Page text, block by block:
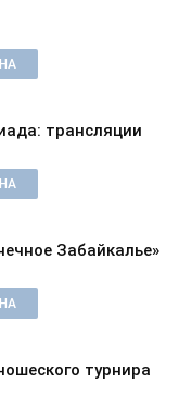
трансляции
Забайкалье»
турнира